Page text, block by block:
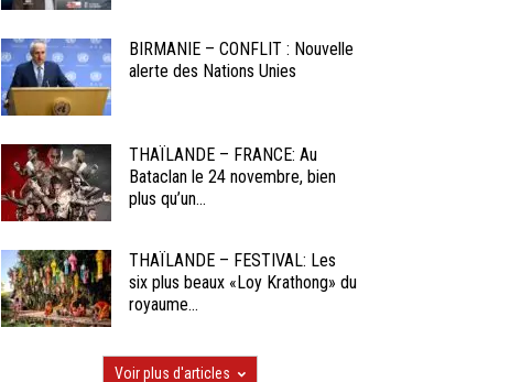
BIRMANIE – CONFLIT : Nouvelle
alerte des Nations Unies
THAÏLANDE – FRANCE: Au
Bataclan le 24 novembre, bien
plus qu’un...
THAÏLANDE – FESTIVAL: Les
six plus beaux «Loy Krathong» du
royaume...
Voir plus d'articles